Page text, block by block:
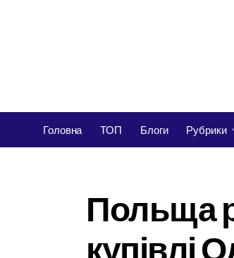
Головна ТОП Блоги Рубрики
Польща